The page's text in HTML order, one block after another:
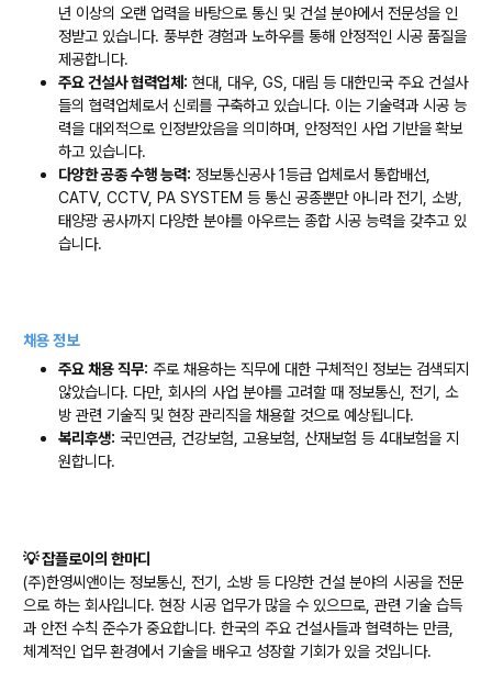
년 이상의 오랜 업력을 바탕으로 통신 및 건설 분야에서 전문성을 인
정받고 있습니다. 풍부한 경험과 노하우를 통해 안정적인 시공 품질을
제공합니다.
주요 건설사 협력업체: 현대, 대우, GS, 대림 등 대한민국 주요 건설사
들의 협력업체로서 신뢰를 구축하고 있습니다. 이는 기술력과 시공 능
력을 대외적으로 인정받았음을 의미하며, 안정적인 사업 기반을 확보
하고 있습니다.
다양한 공종 수행 능력: 정보통신공사 1등급 업체로서 통합배선,
CATV, CCTV, PA SYSTEM 등 통신 공종뿐만 아니라 전기, 소방,
태양광 공사까지 다양한 분야를 아우르는 종합 시공 능력을 갖추고 있
습니다.
채용 정보
주요 채용 직무: 주로 채용하는 직무에 대한 구체적인 정보는 검색되지
않았습니다. 다만, 회사의 사업 분야를 고려할 때 정보통신, 전기, 소
방 관련 기술직 및 현장 관리직을 채용할 것으로 예상됩니다.
복리후생: 국민연금, 건강보험, 고용보험, 산재보험 등 4대보험을 지
원합니다.
💡 잡플로이의 한마디
(주)한영씨앤이는 정보통신, 전기, 소방 등 다양한 건설 분야의 시공을 전문
으로 하는 회사입니다. 현장 시공 업무가 많을 수 있으므로, 관련 기술 습득
과 안전 수칙 준수가 중요합니다. 한국의 주요 건설사들과 협력하는 만큼,
체계적인 업무 환경에서 기술을 배우고 성장할 기회가 있을 것입니다.